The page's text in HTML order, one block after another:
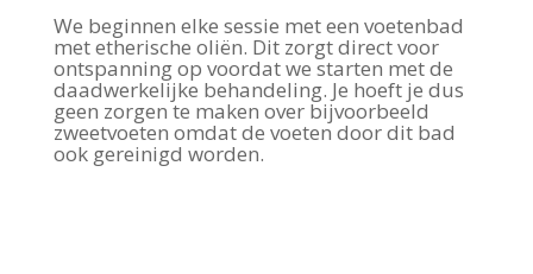
We beginnen elke sessie met een voetenbad
met etherische oliën. Dit zorgt direct voor
ontspanning op voordat we starten met de
daadwerkelijke behandeling. Je hoeft je dus
geen zorgen te maken over bijvoorbeeld
zweetvoeten omdat de voeten door dit bad
ook gereinigd worden.